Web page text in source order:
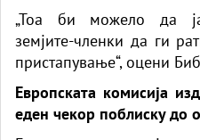
„Тоа би можело да ја
земјите-членки да ги
пристапување“, оцени
Европската комисија
еден чекор поблиску до